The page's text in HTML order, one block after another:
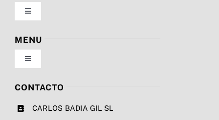
Toggle
Navigation
Política de privacidad
Condiciones de uso
MENU
Toggle
Navigation
Nosotros
CONTACTO
CARLOS BADIA GIL SL